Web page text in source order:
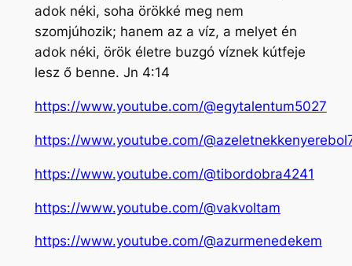
adok néki, soha örökké meg nem
szomjúhozik; hanem az a víz, a melyet én
adok néki, örök életre buzgó víznek kútfeje
lesz ő benne. Jn 4:14
https://www.youtube.com/@egytalentum5027
https://www.youtube.com/
https://www.youtube.com/@tibordobra4241
https://www.youtube.com/@vakvoltam
https://www.youtube.com/@azurmenedekem